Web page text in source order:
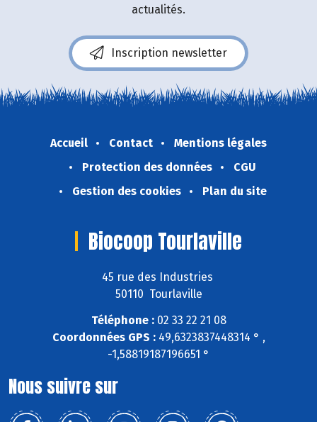
actualités.
Inscription newsletter
Accueil Contact
Mentions légales
Protection des données
CGU
Gestion des cookies
Plan du site
Biocoop Tourlaville
45 rue des Industries
50110 Tourlaville
Téléphone :02 33 22 21 08
Coordonnées GPS :49,6323837448314 ° ,
-1,58819187196651 °
Nous suivre sur